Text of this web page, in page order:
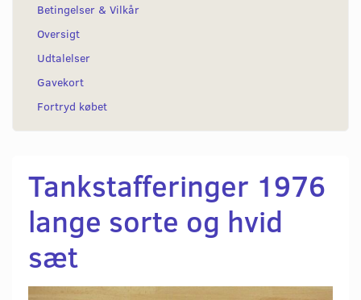
Betingelser & Vilkår
Oversigt
Udtalelser
Gavekort
Fortryd købet
Tankstafferinger 1976
lange sorte og hvid
sæt